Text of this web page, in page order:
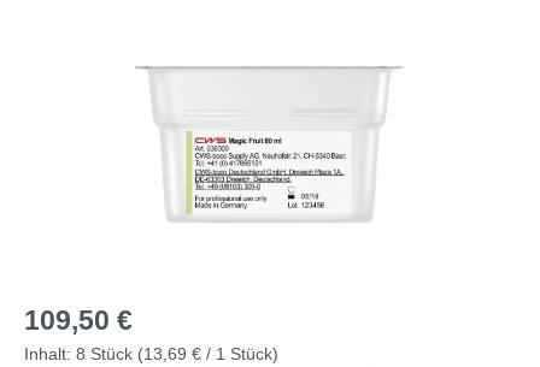
Regulärer Preis:
109,50 €
Inhalt: 8 Stück (13,69 € / 1 Stück)